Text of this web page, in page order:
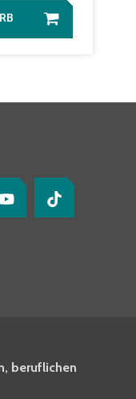
beruflichen